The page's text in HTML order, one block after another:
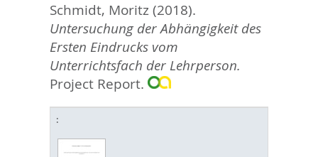
hier:
Schmidt, Moritz(2018).
Untersuchung der Abhängigkeit des
Ersten Eindrucks vom
Unterrichtsfach der Lehrperson.
Project Report.